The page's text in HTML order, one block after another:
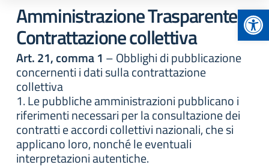
Amministrazione Trasparente:
Contrattazione collettiva
Art. 21, comma 1 – Obblighi di pubblicazione
concernenti i dati sulla contrattazione
collettiva
1. Le pubbliche amministrazioni pubblicano i
riferimenti necessari per la consultazione dei
contratti e accordi collettivi nazionali, che si
applicano loro, nonché le eventuali
interpretazioni autentiche.